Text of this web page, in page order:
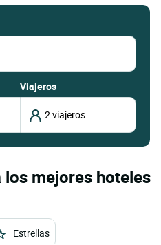
Viajeros
los mejores hoteles
Estrellas